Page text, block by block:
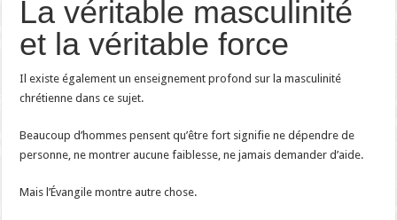
La véritable masculinité
et la véritable force
Il existe également un enseignement profond sur la masculinité
chrétienne dans ce sujet.
Beaucoup d’hommes pensent qu’être fort signifie ne dépendre de
personne, ne montrer aucune faiblesse, ne jamais demander d’aide.
Mais l’Évangile montre autre chose.